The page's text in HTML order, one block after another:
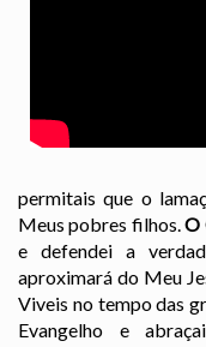
permitais que o
Meus pobres filhos.O
e defendei a
aproximará do Meu
Viveis no tempo das
Evangelho e